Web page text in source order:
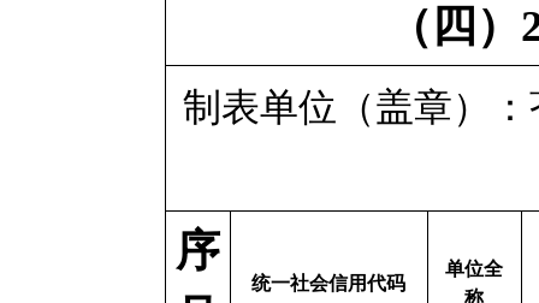
（四
制表单位（盖章）
序
统一社会信用代码
单位全
称